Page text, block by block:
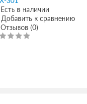
Есть в наличии
Добавить к сравнению
Отзывов (0)